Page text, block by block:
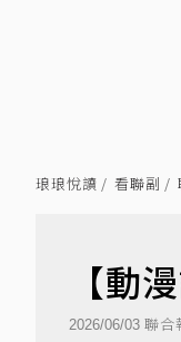
琅琅悅讀 看聯副
【動
2026/06/03 聯合